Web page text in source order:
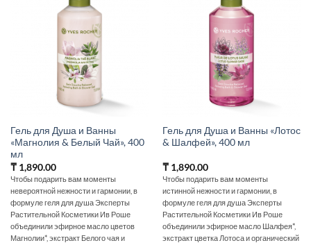
Гель для Душа и Ванны
«Магнолия & Белый Чай», 400
мл
₸1,890.00
Чтобы подарить вам моменты
невероятной нежности и гармонии, в
формуле геля для душа Эксперты
Растительной Косметики Ив Роше
объединили эфирное масло цветов
Магнолии*, экстракт Белого чая и
Гель для Душа и Ванны «Лотос
& Шалфей», 400 мл
₸1,890.00
Чтобы подарить вам моменты
истинной нежности и гармонии, в
формуле геля для душа Эксперты
Растительной Косметики Ив Роше
объединили эфирное масло Шалфея*,
экстракт цветка Лотоса и органический